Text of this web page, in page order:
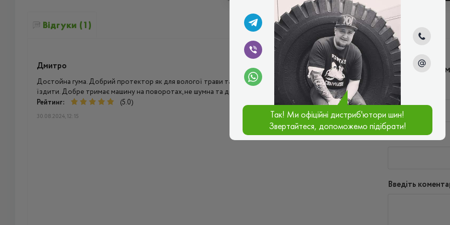
Відгуки (1)
Дмитро
Достойна гума. Добрий протектор як для вологої трави так і на трасі у дощ, зимою не планую на ній
їздити. Добре тримає машину на поворотах, не шумна та достатньо економна за витратою палива.
Рейтинг:
(5.0)
30.08.2024, 12:15
Написати
Ім'я*
Ваш e-mail*
Введіть
Так! Ми офіційні дистриб'ютори шин!
Звертайтеся, допоможемо підібрати!